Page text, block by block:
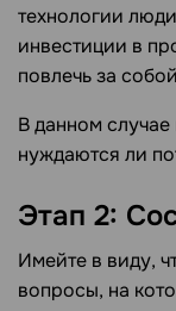
технологии
инвестиции в
повлечь за
В данном случае
нуждаются ли
Этап 2:
Имейте в виду,
вопросы, на